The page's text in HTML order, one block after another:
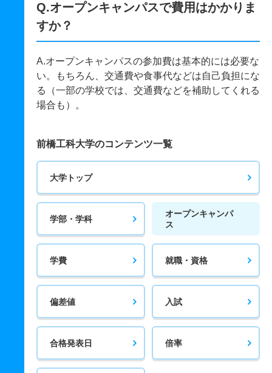
Q.オープンキャンパスで費用はかかりま
すか？
A.オープンキャンパスの参加費は基本的には必要な
い。もちろん、交通費や食事代などは自己負担にな
る（一部の学校では、交通費などを補助してくれる
場合も）。
前橋工科大学のコンテンツ一覧
大学トップ
学部・学科
オープンキャンパ
ス
学費 就職・資格
偏差値 入試
合格発表日 倍率